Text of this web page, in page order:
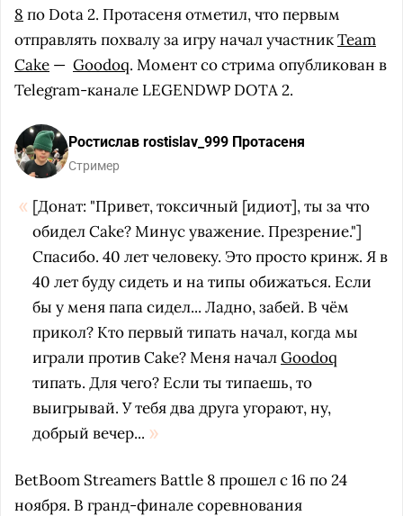
8 по Dota 2. Протасеня отметил, что первым
отправлять похвалу за игру начал участникTeam
Cake — Goodoq. Момент со стрима опубликован в
Telegram-канале LEGENDWP DOTA 2.
Ростислав rostislav_999 Протасеня
Стример
[Донат: "Привет, токсичный [идиот], ты за что
обидел Cake? Минус уважение. Презрение."]
Спасибо. 40 лет человеку. Это просто кринж. Я в
40 лет буду сидеть и на типы обижаться. Если
бы у меня папа сидел... Ладно, забей. В чём
прикол? Кто первый типать начал, когда мы
играли против Cake? Меня началGoodoq
типать. Для чего? Если ты типаешь, то
выигрывай. У тебя два друга угорают, ну,
добрый вечер...
BetBoom Streamers Battle 8 прошел с 16 по 24
ноября. В гранд-финале соревнования